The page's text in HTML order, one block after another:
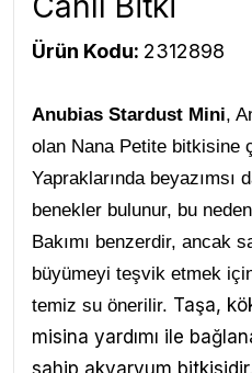
Ürün Kodu: 2312898
Anubias Stardust Mini,
olan Nana Petite bitkisine
Yapraklarında
benekler bulunur, bu
Bakımı benzerdir, ancak
büyümeyi teşvik etmek
temiz su önerilir. Taşa,
misina yardımı ile
sahip akvaryum bitkisidir.